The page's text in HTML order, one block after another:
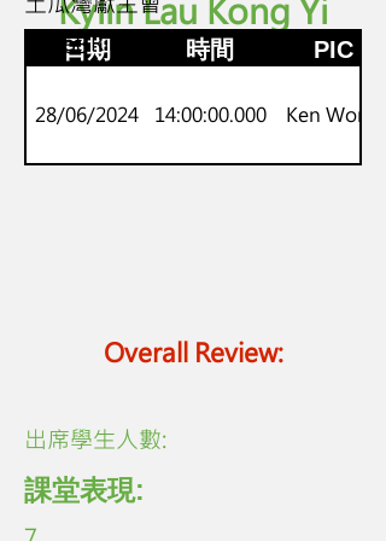
Kylin Lau Kong Yi
日期 時間 PIC
28/06/2024 14:00:00.000 Ken Wong
Overall Review:
p1-p3
Onset-Rime
​出席學生人數:
課堂表現: